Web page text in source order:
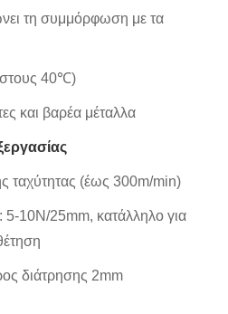
τη συμμόρφωση με τα
40℃)
και βαρέα μέταλλα
ταχύτητας (έως 300m/min)
10N/25mm, κατάλληλο για
διάτρησης 2mm